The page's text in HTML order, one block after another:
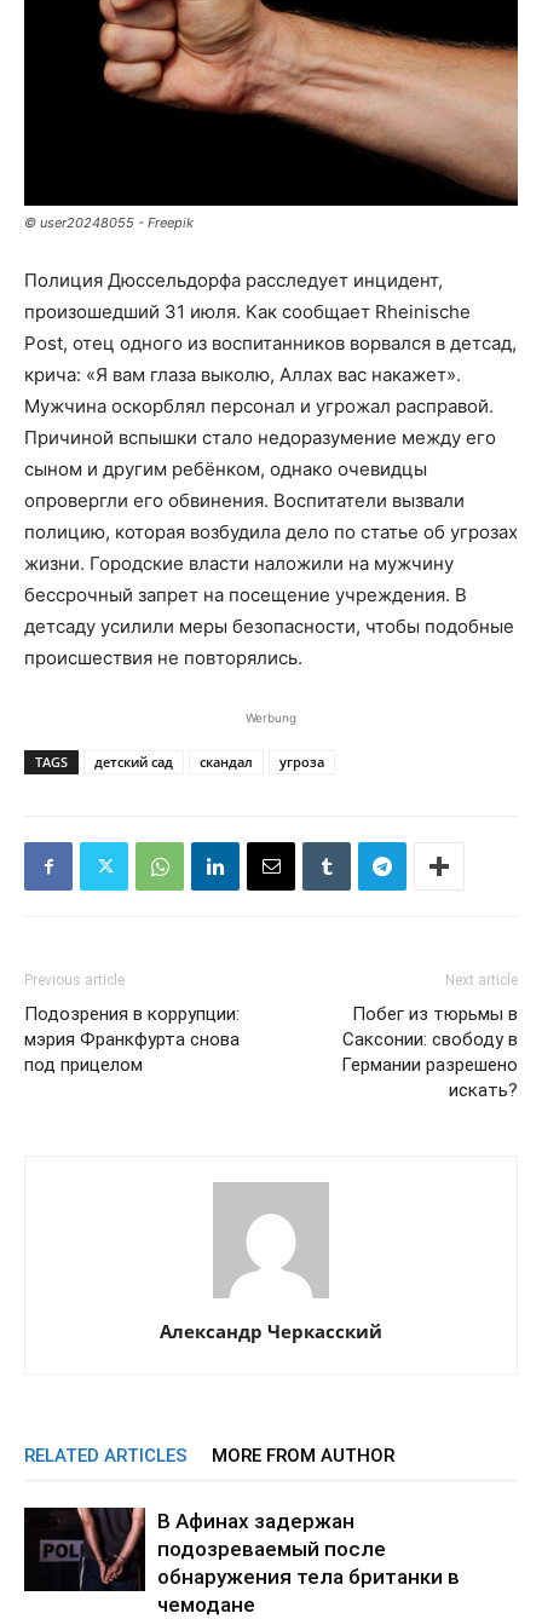
© user20248055 - Freepik
Полиция Дюссельдорфа расследует инцидент,
произошедший 31 июля. Как сообщает Rheinische
Post, отец одного из воспитанников ворвался в детсад,
крича: «Я вам глаза выколю, Аллах вас накажет».
Мужчина оскорблял персонал и угрожал расправой.
Причиной вспышки стало недоразумение между его
сыном и другим ребёнком, однако очевидцы
опровергли его обвинения. Воспитатели вызвали
полицию, которая возбудила дело по статье об угрозах
жизни. Городские власти наложили на мужчину
бессрочный запрет на посещение учреждения. В
детсаду усилили меры безопасности, чтобы подобные
происшествия не повторялись.
Werbung
TAGS детский сад скандал угроза
Previous article
Подозрения в коррупции:
мэрия Франкфурта снова
под прицелом
Next article
Побег из тюрьмы в
Саксонии: свободу в
Германии разрешено
искать?
Александр Черкасский
RELATED ARTICLES MORE FROM AUTHOR
В Афинах задержан
подозреваемый после
обнаружения тела британки в
чемодане